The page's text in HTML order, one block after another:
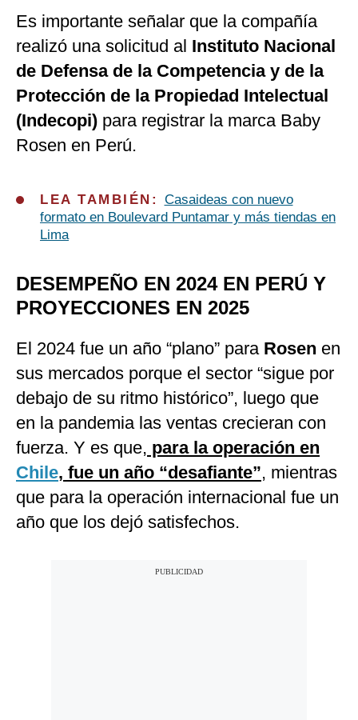
Es importante señalar que la compañía
realizó una solicitud al Instituto Nacional
de Defensa de la Competencia y de la
Protección de la Propiedad Intelectual
(Indecopi) para registrar la marca Baby
Rosen en Perú.
LEA TAMBIÉN: Casaideas con nuevo
formato en Boulevard Puntamar y más tiendas en
Lima
DESEMPEÑO EN 2024 EN PERÚ Y
PROYECCIONES EN 2025
El 2024 fue un año “plano” para Rosen en
sus mercados porque el sector “sigue por
debajo de su ritmo histórico”, luego que
en la pandemia las ventas crecieran con
fuerza. Y es que, para la operación en
Chile, fue un año “desafiante”, mientras
que para la operación internacional fue un
año que los dejó satisfechos.